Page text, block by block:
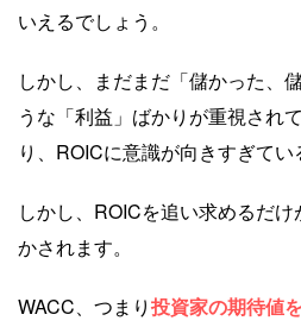
いえるでしょう。
しかし、まだまだ「儲かった、
うな「利益」ばかりが重視され
り、ROICに意識が向きすぎてい
しかし、ROICを追い求めるだ
かされます。
WACC、つまり投資家の期待値